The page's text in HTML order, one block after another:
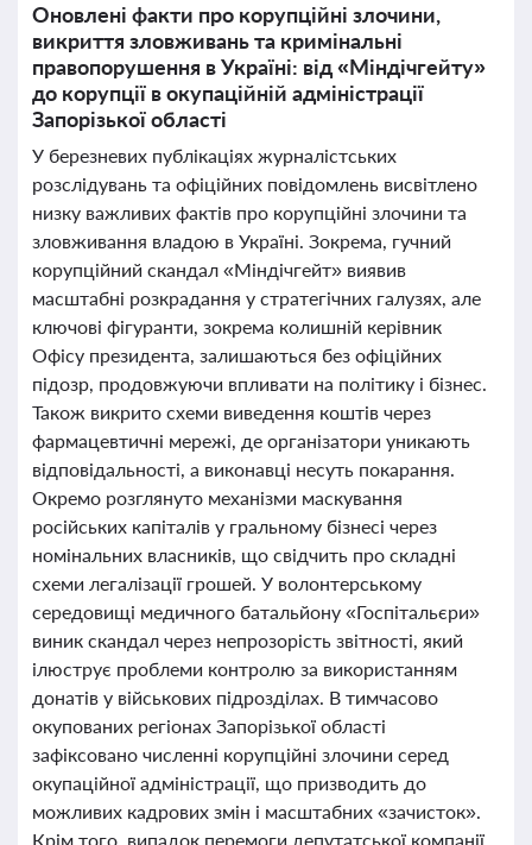
Оновлені факти про корупційні злочини,
викриття зловживань та кримінальні
правопорушення в Україні: від «Міндічгейту»
до корупції в окупаційній адміністрації
Запорізької області
У березневих публікаціях журналістських
розслідувань та офіційних повідомлень висвітлено
низку важливих фактів про корупційні злочини та
зловживання владою в Україні. Зокрема, гучний
корупційний скандал «Міндічгейт» виявив
масштабні розкрадання у стратегічних галузях, але
ключові фігуранти, зокрема колишній керівник
Офісу президента, залишаються без офіційних
підозр, продовжуючи впливати на політику і бізнес.
Також викрито схеми виведення коштів через
фармацевтичні мережі, де організатори уникають
відповідальності, а виконавці несуть покарання.
Окремо розглянуто механізми маскування
російських капіталів у гральному бізнесі через
номінальних власників, що свідчить про складні
схеми легалізації грошей. У волонтерському
середовищі медичного батальйону «Госпітальєри»
виник скандал через непрозорість звітності, який
ілюструє проблеми контролю за використанням
донатів у військових підрозділах. В тимчасово
окупованих регіонах Запорізької області
зафіксовано численні корупційні злочини серед
окупаційної адміністрації, що призводить до
можливих кадрових змін і масштабних «зачисток».
Крім того, випадок перемоги депутатської компанії